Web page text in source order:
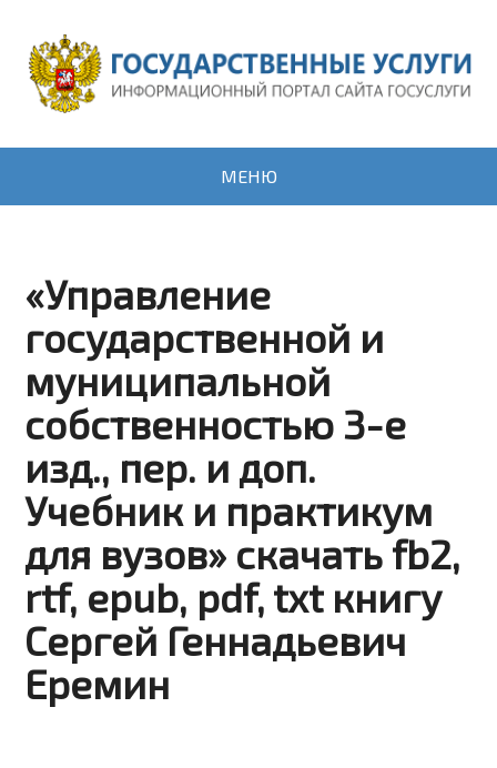
МЕНЮ
«Управление
государственной и
муниципальной
собственностью 3-е
изд., пер. и доп.
Учебник и практикум
для вузов» скачать fb2,
rtf, epub, pdf, txt книгу
Сергей Геннадьевич
Еремин